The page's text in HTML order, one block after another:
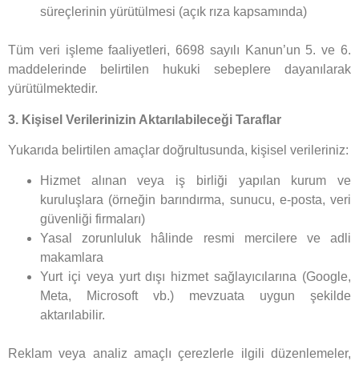
süreçlerinin yürütülmesi (açık rıza kapsamında)
Tüm veri işleme faaliyetleri, 6698 sayılı Kanun’un 5. ve 6.
maddelerinde belirtilen hukuki sebeplere dayanılarak
yürütülmektedir.
3. Kişisel Verilerinizin Aktarılabileceği Taraflar
Yukarıda belirtilen amaçlar doğrultusunda, kişisel verileriniz:
Hizmet alınan veya iş birliği yapılan kurum ve
kuruluşlara (örneğin barındırma, sunucu, e-posta, veri
güvenliği firmaları)
Yasal zorunluluk hâlinde resmi mercilere ve adli
makamlara
Yurt içi veya yurt dışı hizmet sağlayıcılarına (Google,
Meta, Microsoft vb.) mevzuata uygun şekilde
aktarılabilir.
Reklam veya analiz amaçlı çerezlerle ilgili düzenlemeler,